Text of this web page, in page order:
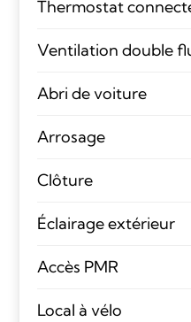
Thermostat
Ventilation double
Abri de voiture
Arrosage
Clôture
Éclairage extérieur
Accès PMR
Local à vélo